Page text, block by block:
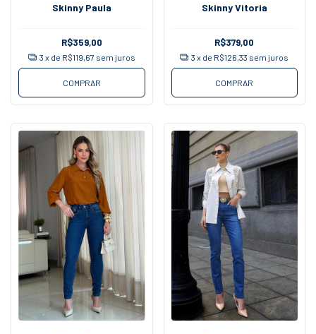
Skinny Paula
R$359,00
3 x de R$119,67 sem juros
COMPRAR
Skinny Vitoria
R$379,00
3 x de R$126,33 sem juros
COMPRAR